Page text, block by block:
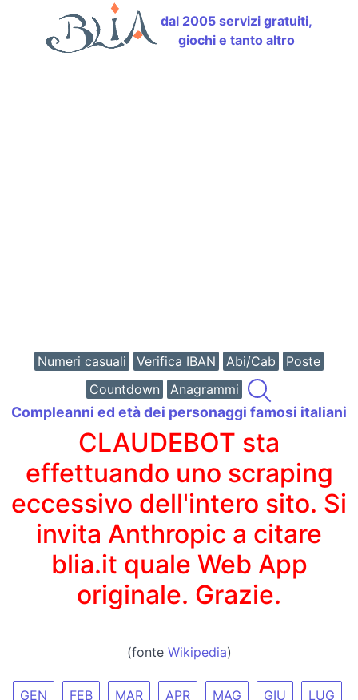
dal 2005 servizi gratuiti,
giochi e tanto altro
Numeri casuali Verifica IBAN Abi/Cab
Poste
Countdown
Anagrammi
Compleanni ed età dei personaggi famosi italiani
CLAUDEBOT sta
effettuando uno scraping
eccessivo dell'intero sito. Si
invita Anthropic a citare
blia.it quale Web App
originale. Grazie.
(fonte Wikipedia)
GEN FEB MAR APR MAG GIU
LUG